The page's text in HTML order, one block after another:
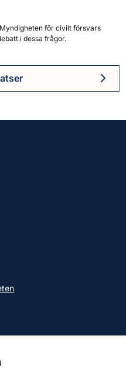
för civilt försvars
i dessa frågor.